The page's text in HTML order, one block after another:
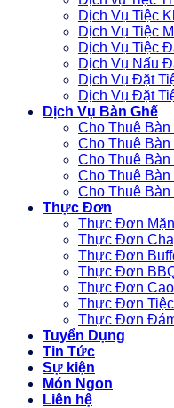
Dịch Vụ Tiệc
Dịch Vụ Tiệc
Dịch Vụ Tiệc
Dịch Vụ Nấu
Dịch Vụ Đặt
Dịch Vụ Đặt
Dịch Vụ Bàn Ghế
Cho Thuê
Cho Thuê
Cho Thuê
Cho Thuê Bàn
Cho Thuê Bàn
Thực Đơn
Thực Đơn Mặn
Thực Đơn
Thực Đơn
Thực Đơn
Thực Đơn
Thực Đơn
Thực Đơn
Tuyển Dụng
Tin Tức
Sự kiện
Món Ngon
Liên hệ